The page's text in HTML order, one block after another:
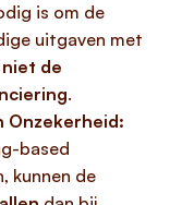
is om de
uitgaven met
niet de
.
Onzekerheid:
based
kunnen de